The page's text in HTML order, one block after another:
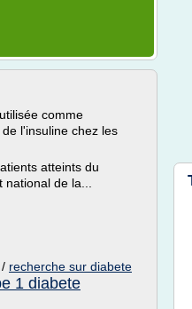
comme
l'insuline chez les
atteints du
de la...
/ recherche sur diabete
1 diabete